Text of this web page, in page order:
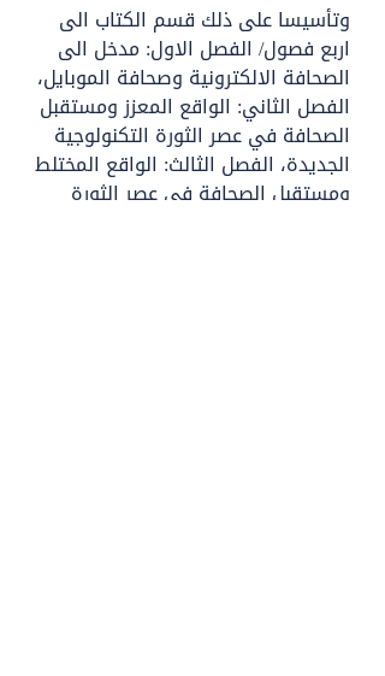
وتأسيسا على ذلك قسم الكتاب الى
اربع فصول/ الفصل الاول: مدخل الى
الصحافة الالكترونية وصحافة الموبايل،
الفصل الثاني: الواقع المعزز ومستقبل
الصحافة في عصر الثورة التكنولوجية
الجديدة، الفصل الثالث: الواقع المختلط
ومستقبل الصحافة في عصر الثورة